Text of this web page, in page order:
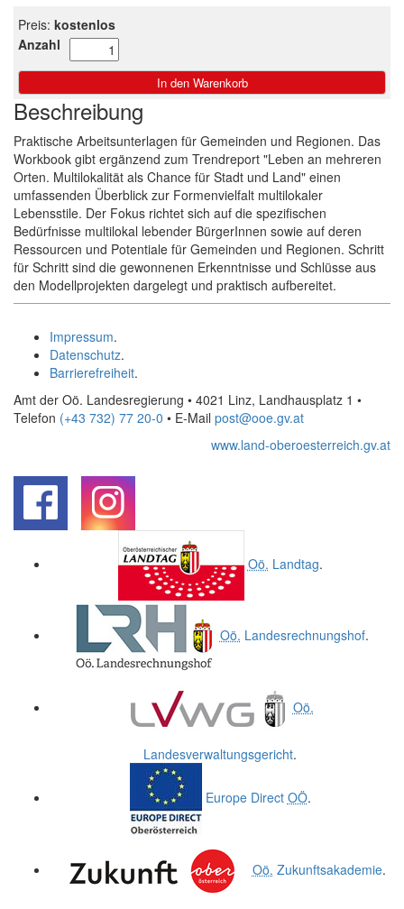
Preis: kostenlos
Anzahl
Beschreibung
Praktische Arbeitsunterlagen für Gemeinden und Regionen. Das
Workbook gibt ergänzend zum Trendreport "Leben an mehreren
Orten. Multilokalität als Chance für Stadt und Land" einen
umfassenden Überblick zur Formenvielfalt multilokaler
Lebensstile. Der Fokus richtet sich auf die spezifischen
Bedürfnisse multilokal lebender BürgerInnen sowie auf deren
Ressourcen und Potentiale für Gemeinden und Regionen. Schritt
für Schritt sind die gewonnenen Erkenntnisse und Schlüsse aus
den Modellprojekten dargelegt und praktisch aufbereitet.
Impressum.
Datenschutz.
Barrierefreiheit.
Amt der Oö. Landesregierung • 4021 Linz, Landhausplatz 1 •
Telefon (+43 732) 77 20-0 • E-Mail post@ooe.gv.at
www.land-oberoesterreich.gv.at
Oö. Landtag.
Oö. Landesrechnungshof.
Oö.
Landesverwaltungsgericht.
Europe Direct OÖ.
Oö. Zukunftsakademie.